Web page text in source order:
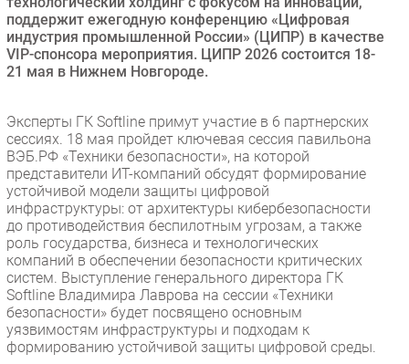
Web
Безопасность
Инновации
Гаджеты
Здоровье
РАЗДЕЛЫ
Новости
Аналитика
Интервью
Мероприятия
Проекты
IT класс
поддержит ежегодную конференцию «Цифровая
индустрия промышленной России» (ЦИПР) в качестве
VIP-спонсора мероприятия. ЦИПР 2026 состоится 18-
21 мая в Нижнем Новгороде.
Эксперты ГК Softline примут участие в 6 партнерских
сессиях. 18 мая пройдет ключевая сессия павильона
ВЭБ.РФ «Техники безопасности», на которой
представители ИТ-компаний обсудят формирование
устойчивой модели защиты цифровой
инфраструктуры: от архитектуры кибербезопасности
до противодействия беспилотным угрозам, а также
роль государства, бизнеса и технологических
компаний в обеспечении безопасности критических
систем. Выступление генерального директора ГК
Softline Владимира Лаврова на сессии «Техники
безопасности» будет посвящено основным
уязвимостям инфраструктуры и подходам к
формированию устойчивой защиты цифровой среды.